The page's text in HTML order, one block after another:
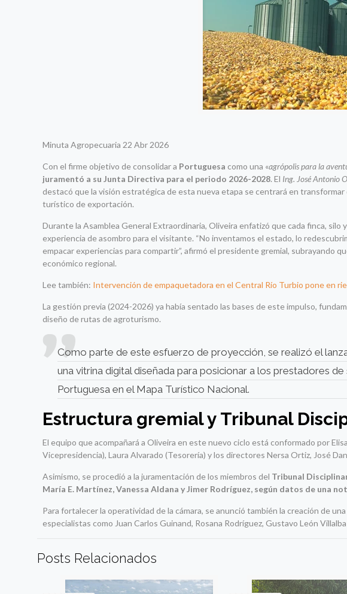
Minuta Agropecuaria 22 Abr 2026
Con el firme objetivo de consolidar a Portuguesa como una «agrópolis para la
juramentó a su Junta Directiva para el periodo 2026-2028. El Ing. José Antonio
destacó que la visión estratégica de esta nueva etapa se centrará en
turístico de exportación.
Durante la Asamblea General Extraordinaria, Oliveira enfatizó que cada finca,
experiencia de asombro para el visitante. “No inventamos el estado, lo
empacar experiencias para compartir”, afirmó el presidente gremial, subrayando
económico regional.
Lee también: Intervención de empaquetadora en el Central Río Turbio pone en
La gestión previa (2024-2026) ya había sentado las bases de este impulso,
diseño de rutas de agroturismo.
Como parte de este esfuerzo de proyección, se realizó el
una vitrina digital diseñada para posicionar a los prestadores
Portuguesa en el Mapa Turístico Nacional.
Estructura gremial y Tribunal
El equipo que acompañará a Oliveira en este nuevo ciclo está conformado por
Vicepresidencia), Laura Alvarado (Tesorería) y los directores Nersa Ortiz, José
Asimismo, se procedió a la juramentación de los miembros del Tribunal
María E. Martínez, Vanessa Aldana y Jimer Rodríguez, según datos de una
Para fortalecer la operatividad de la cámara, se anunció también la creación de
especialistas como Juan Carlos Guinand, Rosana Rodríguez, Gustavo León
Posts Relacionados